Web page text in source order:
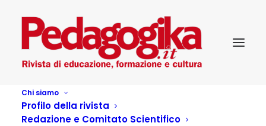
Chi siamo
Profilo della rivista
Redazione e Comitato Scientifico